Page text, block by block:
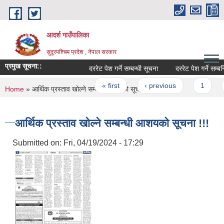
Skip to main content
आदर्श गाउँपालिका
सुदूरपश्चिम प्रदेश , नेपाल सरकार
प्रमुख सूचना:: दररेट पेश गर्ने सम्बन्धी सूचना दररेट पेश गर्ने सम्बन्धि
Pages
« first ‹ previous
You are here
Home » आर्थिक प्रस्ताव खोल्ने सम्बन्धी आशयको सूचना !!!
आर्थिक प्रस्ताव खोल्ने सम्बन्धी आशयको सूचना !!!
Submitted on: Fri, 04/19/2024 - 17:29